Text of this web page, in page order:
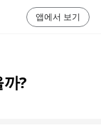
?
앱에서 보기